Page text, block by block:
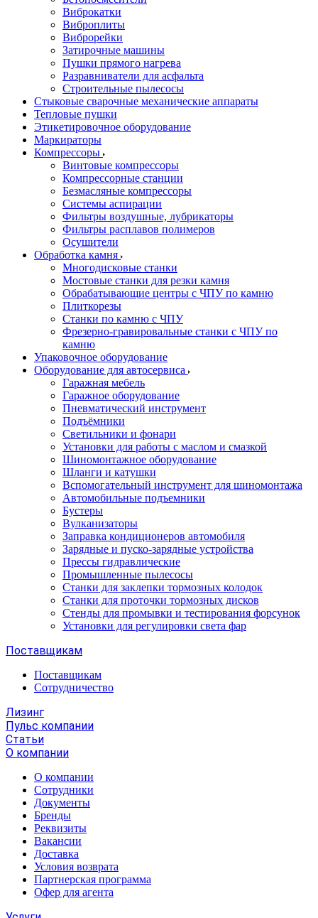
Виброкатки
Виброплиты
Виброрейки
Затирочные машины
Пушки прямого нагрева
Разравниватели для асфальта
Строительные пылесосы
Стыковые сварочные механические аппараты
Тепловые пушки
Этикетировочное оборудование
Маркираторы
Компрессоры
Винтовые компрессоры
Компрессорные станции
Безмасляные компрессоры
Системы аспирации
Фильтры воздушные, лубрикаторы
Фильтры расплавов полимеров
Осушители
Обработка камня
Многодисковые станки
Мостовые станки для резки камня
Обрабатывающие центры с ЧПУ по камню
Плиткорезы
Станки по камню с ЧПУ
Фрезерно-гравировальные станки с ЧПУ по
камню
Упаковочное оборудование
Оборудование для автосервиса
Гаражная мебель
Гаражное оборудование
Пневматический инструмент
Подъёмники
Светильники и фонари
Установки для работы с маслом и смазкой
Шиномонтажное оборудование
Шланги и катушки
Вспомогательный инструмент для шиномонтажа
Автомобильные подъемники
Бустеры
Вулканизаторы
Заправка кондиционеров автомобиля
Зарядные и пуско-зарядные устройства
Прессы гидравлические
Промышленные пылесосы
Станки для заклепки тормозных колодок
Станки для проточки тормозных дисков
Стенды для промывки и тестирования форсунок
Установки для регулировки света фар
Поставщикам
Поставщикам
Сотрудничество
Лизинг
Пульс компании
Статьи
О компании
О компании
Сотрудники
Документы
Бренды
Реквизиты
Вакансии
Доставка
Условия возврата
Партнерская программа
Офер для агента